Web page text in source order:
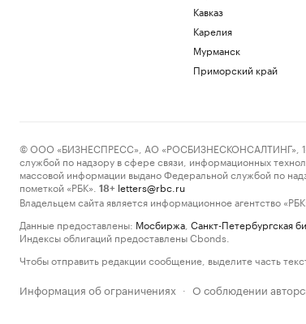
Кавказ
Карелия
Мурманск
Приморский край
© ООО «БИЗНЕСПРЕСС», АО «РОСБИЗНЕСКОНСАЛТИНГ»,
службой по надзору в сфере связи, информационных
массовой информации выдано Федеральной службой по
пометкой «РБК».
18+ letters@rbc.ru
Владельцем сайта является информационное агентство
Данные предоставлены: Мосбиржа Санкт-Петербургская
Индексы облигаций предоставлены Cbonds.
Чтобы отправить редакции сообщение, выделите часть
Информация об ограничениях · О соблюдении